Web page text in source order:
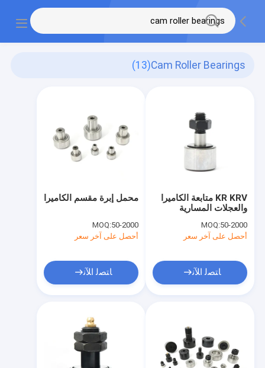
Cam Roller Bearings
(13)
محمل إبرة مقسم الكاميرا
MOQ:50-2000
أحصل على آخر سعر
ﺎﺘﺼﻟ ﺍﻶﻧ
KR KRV متابعة الكاميرا
والعجلات المسارية
MOQ:50-2000
أحصل على آخر سعر
ﺎﺘﺼﻟ ﺍﻶﻧ